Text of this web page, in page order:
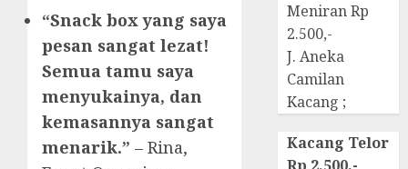
“Snack box yang saya
pesan sangat lezat!
Semua tamu saya
menyukainya, dan
kemasannya sangat
menarik.” – Rina,
Meniran Rp
2.500,-
J. Aneka
Camilan
Kacang ;
Kacang Telor